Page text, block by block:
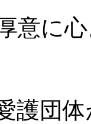
意に
護団